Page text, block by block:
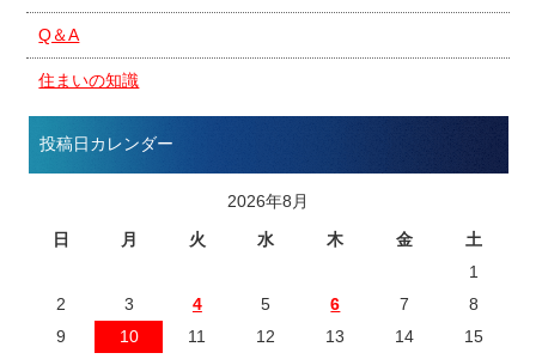
Q＆A
住まいの知識
投稿日カレンダー
2026年8月
日
月 火 水 木 金
土
1
2
3 4 5 6 7
8
9
10 11 12 13 14
15